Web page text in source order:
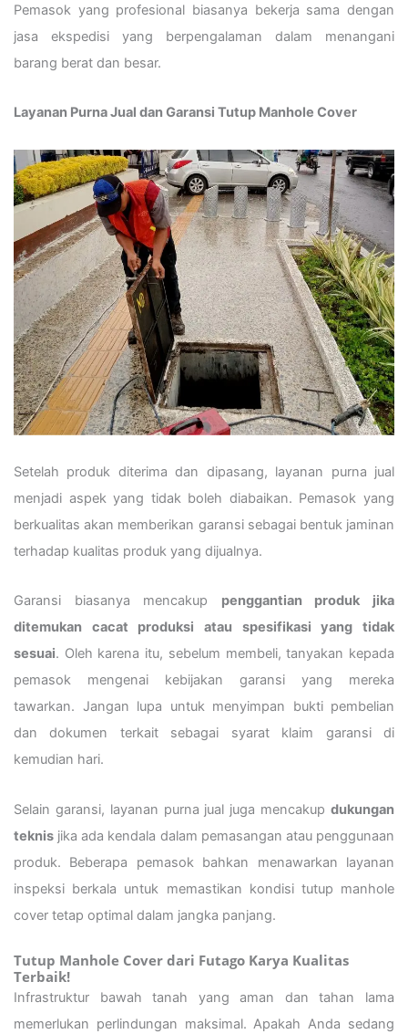
Pemasok yang profesional biasanya bekerja sama dengan
jasa ekspedisi yang berpengalaman dalam menangani
barang berat dan besar.
Layanan Purna Jual dan Garansi Tutup Manhole Cover
Setelah produk diterima dan dipasang, layanan purna jual
menjadi aspek yang tidak boleh diabaikan. Pemasok yang
berkualitas akan memberikan garansi sebagai bentuk jaminan
terhadap kualitas produk yang dijualnya.
Garansi biasanya mencakup penggantian produk jika
ditemukan cacat produksi atau spesifikasi yang tidak
sesuai. Oleh karena itu, sebelum membeli, tanyakan kepada
pemasok mengenai kebijakan garansi yang mereka
tawarkan. Jangan lupa untuk menyimpan bukti pembelian
dan dokumen terkait sebagai syarat klaim garansi di
kemudian hari.
Selain garansi, layanan purna jual juga mencakup dukungan
teknis jika ada kendala dalam pemasangan atau penggunaan
produk. Beberapa pemasok bahkan menawarkan layanan
inspeksi berkala untuk memastikan kondisi tutup manhole
cover tetap optimal dalam jangka panjang.
Tutup Manhole Cover dari Futago Karya Kualitas
Terbaik!
Infrastruktur bawah tanah yang aman dan tahan lama
memerlukan perlindungan maksimal. Apakah Anda sedang